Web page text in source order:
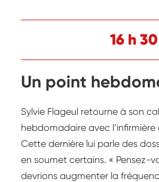
16 h 30
Un point
Sylvie Flageul retourne à son
hebdomadaire avec
Cette dernière lui parle des
en soumet certains. « Pensez-
devrions augmenter la